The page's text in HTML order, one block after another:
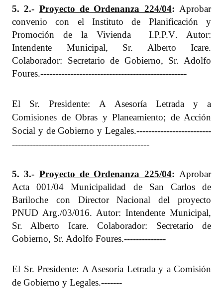
5. 2.- Proyecto de Ordenanza 224/04: Aprobar
convenio con el Instituto de Planificación y
Promoción de la Vivienda  I.P.P.V. Autor:
Intendente Municipal, Sr. Alberto Icare.
Colaborador: Secretario de Gobierno, Sr. Adolfo
Foures.-------------------------------------------------
El Sr. Presidente: A Asesoría Letrada y a
Comisiones de Obras y Planeamiento; de Acción
Social y de Gobierno y Legales.-------------------------
----------------------------------------------
5. 3.- Proyecto de Ordenanza 225/04: Aprobar
Acta 001/04 Municipalidad de San Carlos de
Bariloche con Director Nacional del proyecto
PNUD Arg./03/016. Autor: Intendente Municipal,
Sr. Alberto Icare. Colaborador: Secretario de
Gobierno, Sr. Adolfo Foures.--------------
El Sr. Presidente: A Asesoría Letrada y a Comisión
de Gobierno y Legales.-------